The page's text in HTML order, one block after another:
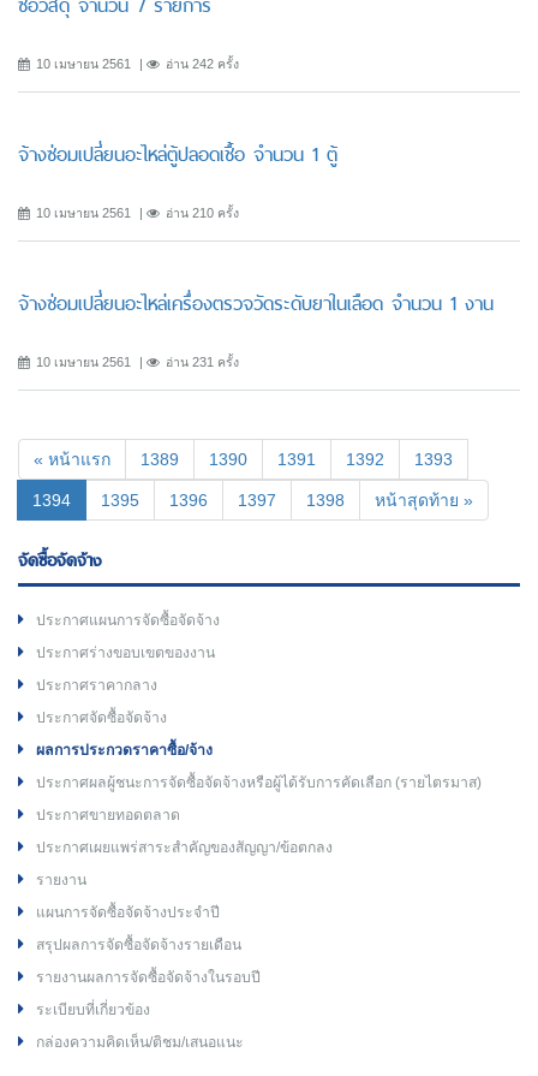
10 เมษายน 2561 อ่าน 242 ครั้ง
จ้างซ่อมเปลี่ยนอะไหล่ตู้ปลอดเชื้อ จำนวน 1 ตู้
10 เมษายน 2561 อ่าน 210 ครั้ง
จ้างซ่อมเปลี่ยนอะไหล่เครื่องตรวจวัดระดับยาในเลือด จำนวน 1 งาน
10 เมษายน 2561 อ่าน 231 ครั้ง
« หน้าแรก 1389 1390 1391 1392 1393
1394(current)
1395 1396 1397 1398 หน้าสุดท้าย »
จัดซื้อจัดจ้าง
ประกาศแผนการจัดซื้อจัดจ้าง
ประกาศร่างขอบเขตของงาน
ประกาศราคากลาง
ประกาศจัดซื้อจัดจ้าง
ผลการประกวดราคาซื้อ/จ้าง
ประกาศผลผู้ชนะการจัดซื้อจัดจ้างหรือผู้ได้รับการคัดเลือก (รายไตรมาส)
ประกาศขายทอดตลาด
ประกาศเผยแพร่สาระสำคัญของสัญญา/ข้อตกลง
รายงาน
แผนการจัดซื้อจัดจ้างประจำปี
สรุปผลการจัดซื้อจัดจ้างรายเดือน
รายงานผลการจัดซื้อจัดจ้างในรอบปี
ระเบียบที่เกี่ยวข้อง
กล่องความคิดเห็น/ติชม/เสนอแนะ